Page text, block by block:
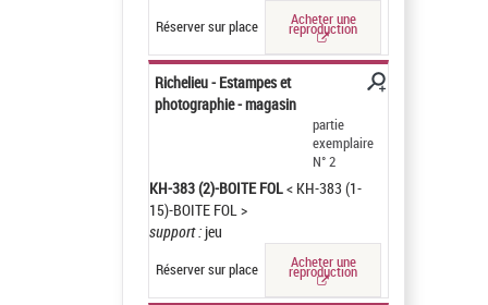
Réserver sur place Acheter une
reproduction
Richelieu - Estampes et
photographie - magasin
partie
exemplaire
N° 2
KH-383 (2)-BOITE FOL< KH-383 (1-
15)-BOITE FOL >
support : jeu
Réserver sur place Acheter une
reproduction